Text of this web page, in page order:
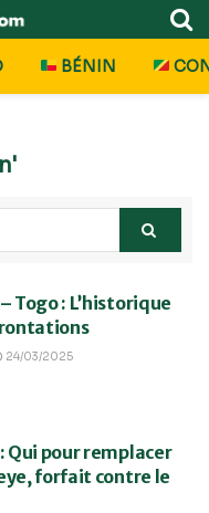
BÉNIN
Togo : L’historique
24/03/2025
Qui pour remplacer
forfait contre le